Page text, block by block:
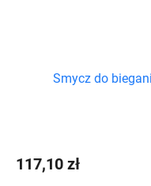
Smycz do
117,10 zł